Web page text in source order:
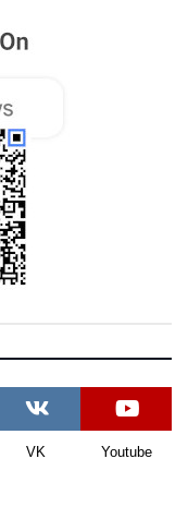
VK Youtube